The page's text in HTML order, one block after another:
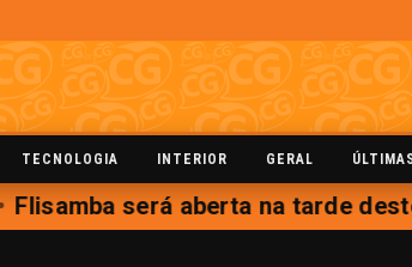
TECNOLOGIA INTERIOR GERAL
será aberta na tarde